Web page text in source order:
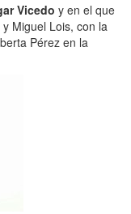
Vicedo y en el que
Miguel Lois, con la
Pérez en la